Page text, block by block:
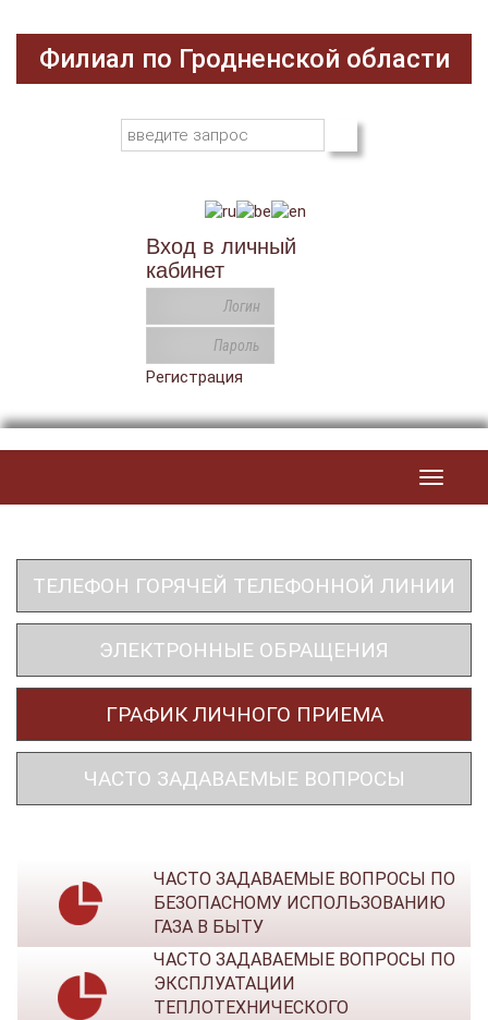
Филиал по Гродненской области
Вход в личный
кабинет
Регистрация
Toggle
ТЕЛЕФОН ГОРЯЧЕЙ ТЕЛЕФОННОЙ ЛИНИИ
ЭЛЕКТРОННЫЕ ОБРАЩЕНИЯ
ГРАФИК ЛИЧНОГО ПРИЕМА
ЧАСТО ЗАДАВАЕМЫЕ ВОПРОСЫ
ЧАСТО ЗАДАВАЕМЫЕ ВОПРОСЫ ПО
БЕЗОПАСНОМУ ИСПОЛЬЗОВАНИЮ
ГАЗА В БЫТУ
ЧАСТО ЗАДАВАЕМЫЕ ВОПРОСЫ ПО
ЭКСПЛУАТАЦИИ
ТЕПЛОТЕХНИЧЕСКОГО